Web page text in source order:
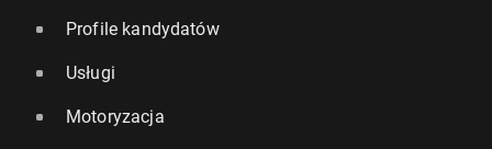
Profile kandydatów
Usługi
Motoryzacja